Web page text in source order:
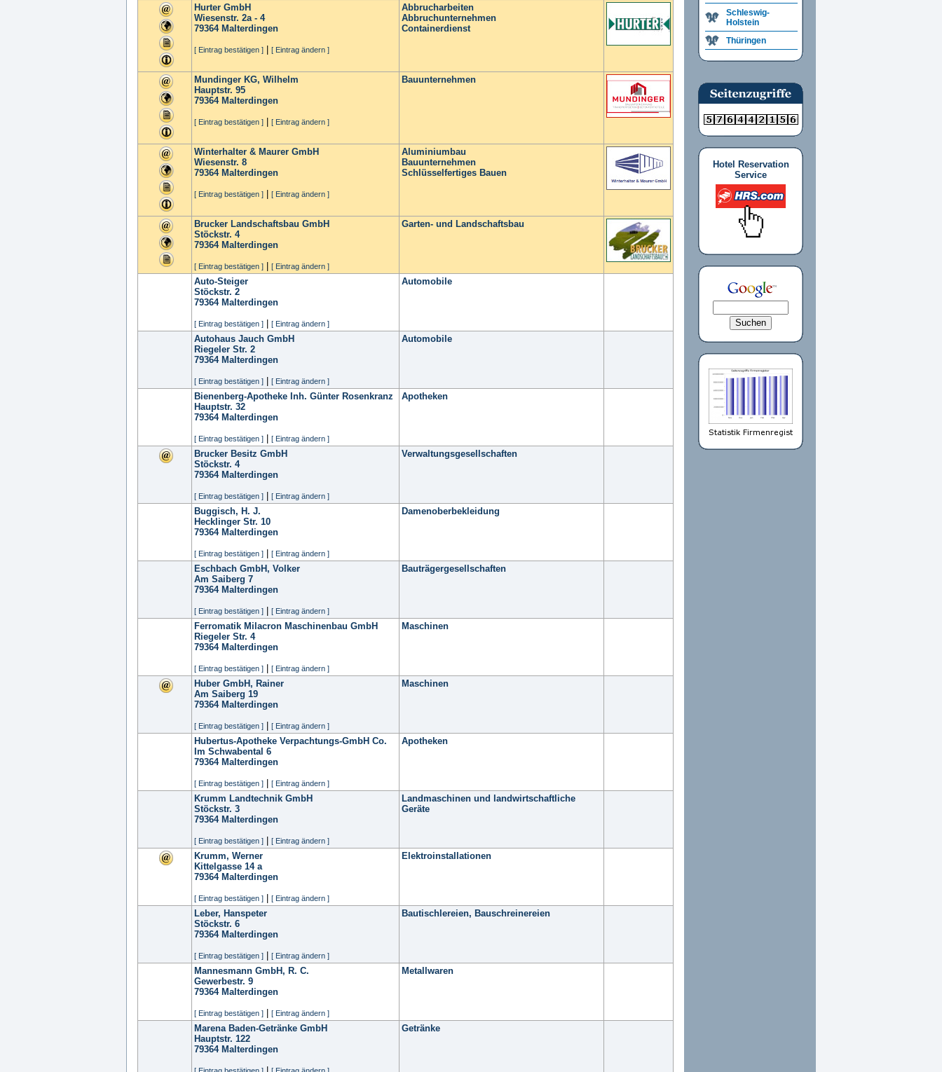
Hurter GmbH
Wiesenstr. 2a - 4
79364 Malterdingen
[ Eintrag bestätigen ] [ Eintrag ändern ]
Abbrucharbeiten
Abbruchunternehmen
Containerdienst
Mundinger KG, Wilhelm
Hauptstr. 95
79364 Malterdingen
[ Eintrag bestätigen ] [ Eintrag ändern ]
Bauunternehmen
Winterhalter & Maurer GmbH
Wiesenstr. 8
79364 Malterdingen
[ Eintrag bestätigen ] [ Eintrag ändern ]
Aluminiumbau
Bauunternehmen
Schlüsselfertiges Bauen
Brucker Landschaftsbau GmbH
Stöckstr. 4
79364 Malterdingen
[ Eintrag bestätigen ] [ Eintrag ändern ]
Garten- und Landschaftsbau
Auto-Steiger
Stöckstr. 2
79364 Malterdingen
[ Eintrag bestätigen ] [ Eintrag ändern ]
Automobile
Autohaus Jauch GmbH
Riegeler Str. 2
79364 Malterdingen
[ Eintrag bestätigen ] [ Eintrag ändern ]
Automobile
Bienenberg-Apotheke Inh. Günter Rosenkranz
Hauptstr. 32
79364 Malterdingen
[ Eintrag bestätigen ] [ Eintrag ändern ]
Apotheken
Brucker Besitz GmbH
Stöckstr. 4
79364 Malterdingen
[ Eintrag bestätigen ] [ Eintrag ändern ]
Verwaltungsgesellschaften
Buggisch, H. J.
Hecklinger Str. 10
79364 Malterdingen
[ Eintrag bestätigen ] [ Eintrag ändern ]
Damenoberbekleidung
Eschbach GmbH, Volker
Am Saiberg 7
79364 Malterdingen
[ Eintrag bestätigen ] [ Eintrag ändern ]
Bauträgergesellschaften
Ferromatik Milacron Maschinenbau GmbH
Riegeler Str. 4
79364 Malterdingen
[ Eintrag bestätigen ] [ Eintrag ändern ]
Maschinen
Huber GmbH, Rainer
Am Saiberg 19
79364 Malterdingen
[ Eintrag bestätigen ] [ Eintrag ändern ]
Maschinen
Hubertus-Apotheke Verpachtungs-GmbH Co.
Im Schwabental 6
79364 Malterdingen
[ Eintrag bestätigen ] [ Eintrag ändern ]
Apotheken
Krumm Landtechnik GmbH
Stöckstr. 3
79364 Malterdingen
[ Eintrag bestätigen ] [ Eintrag ändern ]
Landmaschinen und landwirtschaftliche
Geräte
Krumm, Werner
Kittelgasse 14 a
79364 Malterdingen
[ Eintrag bestätigen ] [ Eintrag ändern ]
Elektroinstallationen
Leber, Hanspeter
Stöckstr. 6
79364 Malterdingen
[ Eintrag bestätigen ] [ Eintrag ändern ]
Bautischlereien, Bauschreinereien
Mannesmann GmbH, R. C.
Gewerbestr. 9
79364 Malterdingen
[ Eintrag bestätigen ] [ Eintrag ändern ]
Metallwaren
Marena Baden-Getränke GmbH
Hauptstr. 122
79364 Malterdingen
Getränke
Schleswig-
Holstein
Thüringen
Hotel Reservation
Service